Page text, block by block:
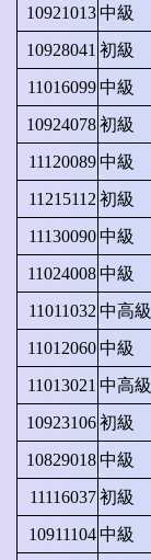
10921013中級
10928041 初級
11016099中級
10924078初級
11120089中級
11215112 初級
11130090中級
11024008中級
11011032 中高級
11012060中級
11013021 中高級
10923106初級
10829018中級
11116037初級
10911104中級